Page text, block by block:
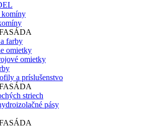
komíny
farby
omietky
omietky
a príslušenstvo
striech
pásy